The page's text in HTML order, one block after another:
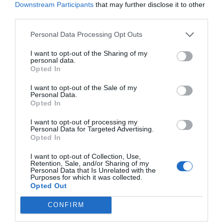
Downstream Participants that may further disclose it to other
Personal Data Processing Opt Outs
I want to opt-out of the Sharing of my
personal data.
Opted In
I want to opt-out of the Sale of my
Personal Data.
Opted In
I want to opt-out of processing my
Personal Data for Targeted Advertising.
Opted In
I want to opt-out of Collection, Use,
Retention, Sale, and/or Sharing of my
Personal Data that Is Unrelated with the
Purposes for which it was collected.
Opted Out
CONFIRM